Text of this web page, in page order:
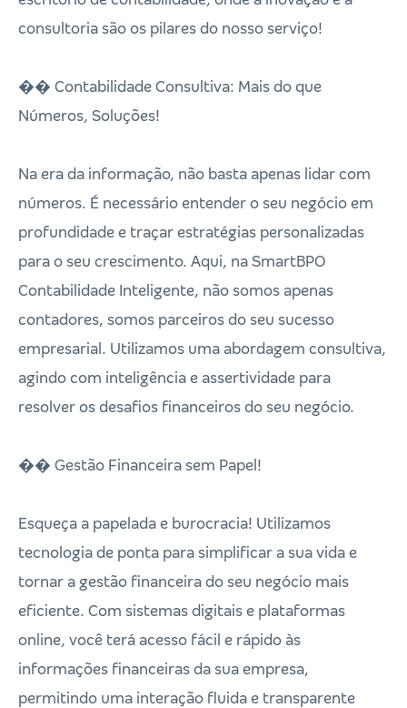
consultoria são os pilares do nosso serviço!
�� Contabilidade Consultiva: Mais do que
Números, Soluções!
Na era da informação, não basta apenas lidar com
números. É necessário entender o seu negócio em
profundidade e traçar estratégias personalizadas
para o seu crescimento. Aqui, na SmartBPO
Contabilidade Inteligente, não somos apenas
contadores, somos parceiros do seu sucesso
empresarial. Utilizamos uma abordagem consultiva,
agindo com inteligência e assertividade para
resolver os desafios financeiros do seu negócio.
�� Gestão Financeira sem Papel!
Esqueça a papelada e burocracia! Utilizamos
tecnologia de ponta para simplificar a sua vida e
tornar a gestão financeira do seu negócio mais
eficiente. Com sistemas digitais e plataformas
online, você terá acesso fácil e rápido às
informações financeiras da sua empresa,
permitindo uma interação fluida e transparente